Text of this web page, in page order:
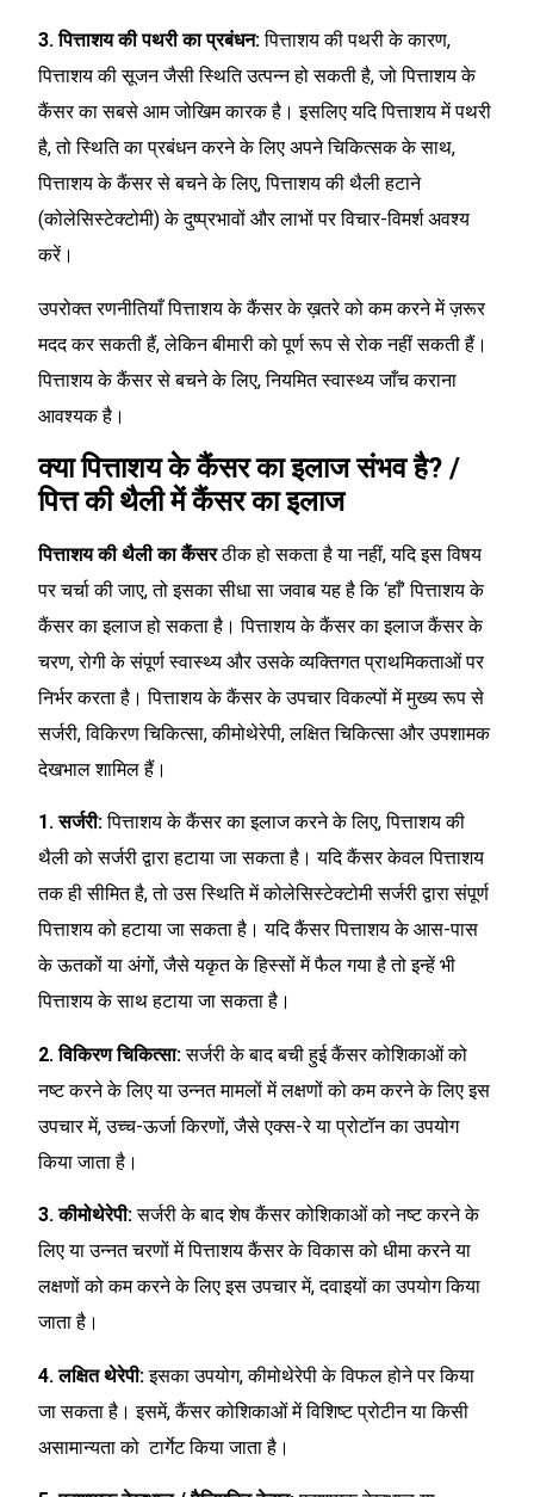
3. पित्ताशय की पथरी का प्रबंधन:पित्ताशय की पथरी के कारण,
पित्ताशय की सूजन जैसी स्थिति उत्पन्न हो सकती है, जो पित्ताशय के
कैंसर का सबसे आम जोखिम कारक है। इसलिए यदि पित्ताशय में पथरी
है, तो स्थिति का प्रबंधन करने के लिए अपने चिकित्सक के साथ,
पित्ताशय के कैंसर से बचने के लिए, पित्ताशय की थैली हटाने
(कोलेसिस्टेक्टोमी) के दुष्प्रभावों और लाभों पर विचार-विमर्श अवश्य
करें।
उपरोक्त रणनीतियाँ पित्ताशय के कैंसर के ख़तरे को कम करने में ज़रूर
मदद कर सकती हैं, लेकिन बीमारी को पूर्ण रूप से रोक नहीं सकती हैं।
पित्ताशय के कैंसर से बचने के लिए, नियमित स्वास्थ्य जाँच कराना
आवश्यक है।
क्या पित्ताशय के कैंसर का इलाज संभव है? /
पित्त की थैली में कैंसर का इलाज
पित्ताशय की थैली का कैंसरठीक हो सकता है या नहीं, यदि इस विषय
पर चर्चा की जाए, तो इसका सीधा सा जवाब यह है कि ‘हाँ’ पित्ताशय के
कैंसर का इलाज हो सकता है। पित्ताशय के कैंसर का इलाज कैंसर के
चरण, रोगी के संपूर्ण स्वास्थ्य और उसके व्यक्तिगत प्राथमिकताओं पर
निर्भर करता है। पित्ताशय के कैंसर के उपचार विकल्पों में मुख्य रूप से
सर्जरी, विकिरण चिकित्सा, कीमोथेरेपी, लक्षित चिकित्सा और उपशामक
देखभाल शामिल हैं।
1. सर्जरी:पित्ताशय के कैंसर का इलाज करने के लिए, पित्ताशय की
थैली को सर्जरी द्वारा हटाया जा सकता है। यदि कैंसर केवल पित्ताशय
तक ही सीमित है, तो उस स्थिति में कोलेसिस्टेक्टोमी सर्जरी द्वारा संपूर्ण
पित्ताशय को हटाया जा सकता है। यदि कैंसर पित्ताशय के आस-पास
के ऊतकों या अंगों, जैसे यकृत के हिस्सों में फैल गया है तो इन्हें भी
पित्ताशय के साथ हटाया जा सकता है।
2. विकिरण चिकित्सा:सर्जरी के बाद बची हुई कैंसर कोशिकाओं को
नष्ट करने के लिए या उन्नत मामलों में लक्षणों को कम करने के लिए इस
उपचार में, उच्च-ऊर्जा किरणों, जैसे एक्स-रे या प्रोटॉन का उपयोग
किया जाता है।
3. कीमोथेरेपी:सर्जरी के बाद शेष कैंसर कोशिकाओं को नष्ट करने के
लिए या उन्नत चरणों में पित्ताशय कैंसर के विकास को धीमा करने या
लक्षणों को कम करने के लिए इस उपचार में, दवाइयों का उपयोग किया
जाता है।
4. लक्षित थेरेपी:इसका उपयोग, कीमोथेरेपी के विफल होने पर किया
जा सकता है। इसमें, कैंसर कोशिकाओं में विशिष्ट प्रोटीन या किसी
असामान्यता को टार्गेट किया जाता है।